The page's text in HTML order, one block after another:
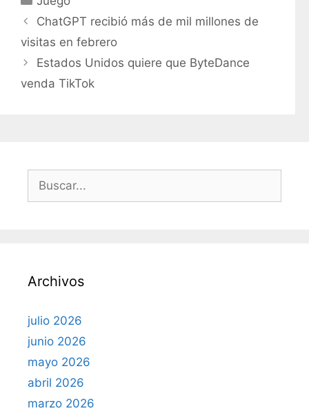
a
e
g
o
ChatGPT recibió más de mil millones de
visitas en febrero
Estados Unidos quiere que ByteDance
venda TikTok
:
Archivos
julio 2026
junio 2026
mayo 2026
abril 2026
marzo 2026